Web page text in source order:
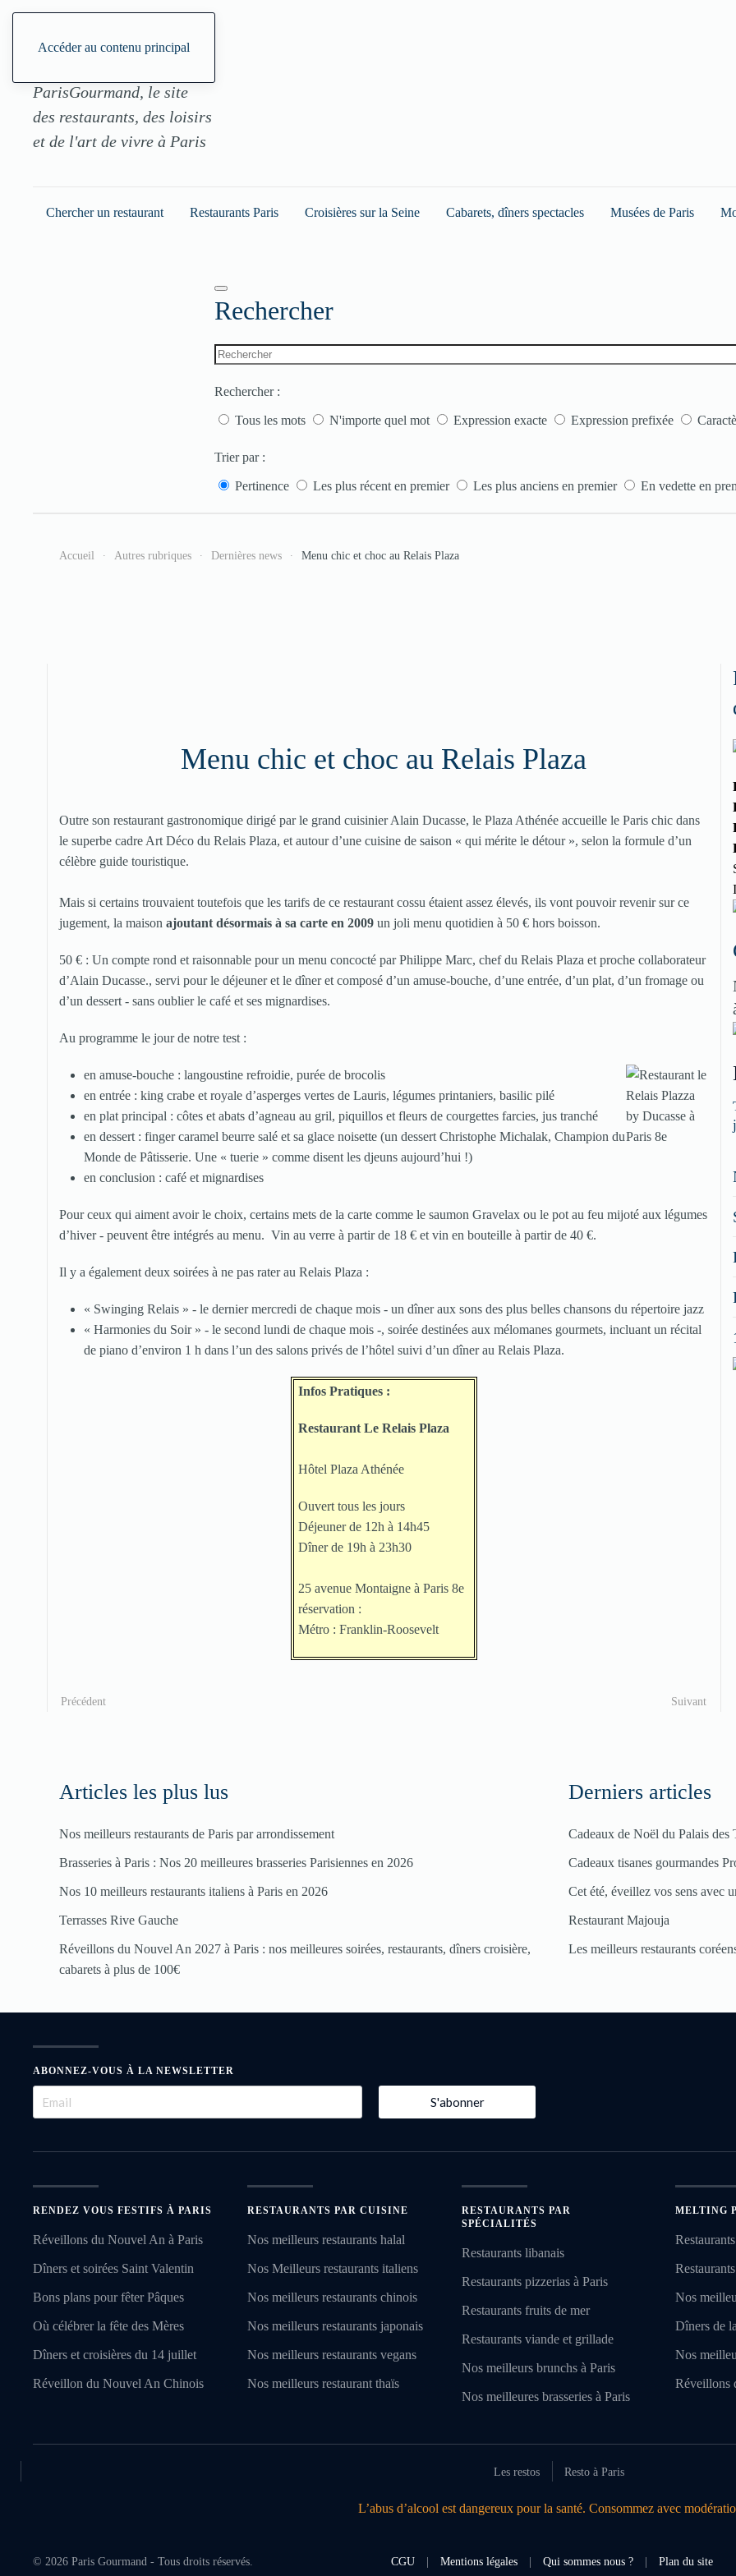
Accéder au contenu principal
ParisGourmand, le site
des restaurants, des loisirs
et de l'art de vivre à Paris
Chercher un restaurant Restaurants Paris Croisières sur la Seine Cabarets, dîners spectacles Musées de Paris
Rechercher
Rechercher :
Tous les mots N'importe quel mot Expression exacte Expression prefixée
Trier par :
Pertinence Les plus récent en premier Les plus anciens en premier En vedette en
Accueil Autres rubriques Dernières news Menu chic et choc au Relais Plaza
Menu chic et choc au Relais Plaza
Outre son restaurant gastronomique dirigé par le grand cuisinier Alain Ducasse, le Plaza Athénée accueille le Paris chic dans
le superbe cadre Art Déco du Relais Plaza, et autour d’une cuisine de saison « qui mérite le détour », selon la formule d’un
célèbre guide touristique.
Mais si certains trouvaient toutefois que les tarifs de ce restaurant cossu étaient assez élevés, ils vont pouvoir revenir sur ce
jugement, la maison ajoutant désormais à sa carte en 2009 un joli menu quotidien à 50 € hors boisson.
50 € : Un compte rond et raisonnable pour un menu concocté par Philippe Marc, chef du Relais Plaza et proche collaborateur
d’Alain Ducasse., servi pour le déjeuner et le dîner et composé d’un amuse-bouche, d’une entrée, d’un plat, d’un fromage ou
d’un dessert - sans oublier le café et ses mignardises.
Au programme le jour de notre test :
en amuse-bouche : langoustine refroidie, purée de brocolis
en entrée : king crabe et royale d’asperges vertes de Lauris, légumes printaniers, basilic pilé
en plat principal : côtes et abats d’agneau au gril, piquillos et fleurs de courgettes farcies, jus tranché
en dessert : finger caramel beurre salé et sa glace noisette (un dessert Christophe Michalak, Champion du
Monde de Pâtisserie. Une « tuerie » comme disent les djeuns aujourd’hui !)
en conclusion : café et mignardises
Pour ceux qui aiment avoir le choix, certains mets de la carte comme le saumon Gravelax ou le pot au feu mijoté aux légumes
d’hiver - peuvent être intégrés au menu. Vin au verre à partir de 18 € et vin en bouteille à partir de 40 €.
Il y a également deux soirées à ne pas rater au Relais Plaza :
« Swinging Relais » - le dernier mercredi de chaque mois - un dîner aux sons des plus belles chansons du répertoire jazz
« Harmonies du Soir » - le second lundi de chaque mois -, soirée destinées aux mélomanes gourmets, incluant un récital
de piano d’environ 1 h dans l’un des salons privés de l’hôtel suivi d’un dîner au Relais Plaza.
Infos Pratiques :
Restaurant Le Relais Plaza
Hôtel Plaza Athénée
Ouvert tous les jours
Déjeuner de 12h à 14h45
Dîner de 19h à 23h30
25 avenue Montaigne à Paris 8e
réservation :
Métro : Franklin-Roosevelt
Précédent Suivant
Articles les plus lus
Nos meilleurs restaurants de Paris par arrondissement
Brasseries à Paris : Nos 20 meilleures brasseries Parisiennes en 2026
Nos 10 meilleurs restaurants italiens à Paris en 2026
Terrasses Rive Gauche
Réveillons du Nouvel An 2027 à Paris : nos meilleures soirées, restaurants, dîners croisière,
cabarets à plus de 100€
Derniers articles
Cadeaux de Noël du Palais des
Cadeaux tisanes gourmandes
Cet été, éveillez vos sens avec
Restaurant Majouja
Les meilleurs restaurants
ABONNEZ-VOUS À LA NEWSLETTER
S'abonner
RENDEZ VOUS FESTIFS À PARIS
Réveillons du Nouvel An à Paris
Dîners et soirées Saint Valentin
Bons plans pour fêter Pâques
Où célébrer la fête des Mères
Dîners et croisières du 14 juillet
Réveillon du Nouvel An Chinois
RESTAURANTS PAR CUISINE
Nos meilleurs restaurants halal
Nos Meilleurs restaurants italiens
Nos meilleurs restaurants chinois
Nos meilleurs restaurants japonais
Nos meilleurs restaurants vegans
Nos meilleurs restaurant thaïs
RESTAURANTS PAR
SPÉCIALITÉS
Restaurants libanais
Restaurants pizzerias à Paris
Restaurants fruits de mer
Restaurants viande et grillade
Nos meilleurs brunchs à Paris
Nos meilleures brasseries à Paris
MELTING
Nos
Dîners de
Nos
Réveillons
Les restos Resto à Paris
L’abus d’alcool est dangereux pour la santé. Consommez avec
© 2026 Paris Gourmand - Tous droits réservés. CGU| Mentions légales| Qui sommes nous ?| Plan du site